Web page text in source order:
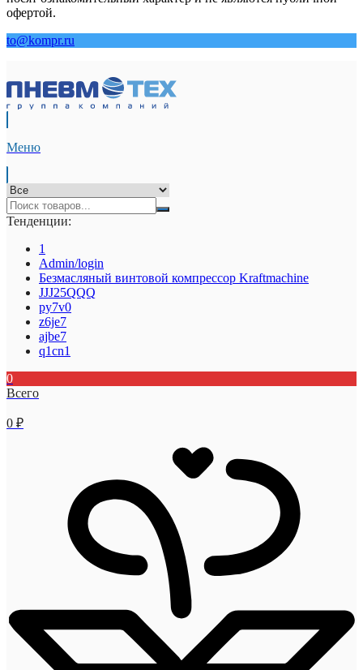
офертой.
to@kompr.ru
Меню
Тенденции:
1
Admin/login
Безмасляный винтовой компрессор Kraftmaсhine
JJJ25QQQ
py7v0
z6je7
ajbe7
q1cn1
0
Всего
0 ₽